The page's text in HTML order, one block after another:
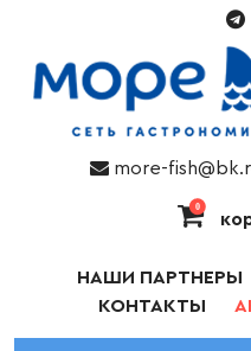
more-
0
НАШИ ПАРТНЕРЫ
КОНТАКТЫ